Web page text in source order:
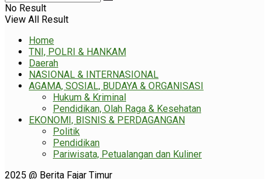
No Result
View All Result
Home
TNI, POLRI & HANKAM
Daerah
NASIONAL & INTERNASIONAL
AGAMA, SOSIAL, BUDAYA & ORGANISASI
Hukum & Kriminal
Pendidikan, Olah Raga & Kesehatan
EKONOMI, BISNIS & PERDAGANGAN
Politik
Pendidikan
Pariwisata, Petualangan dan Kuliner
2025 @ Berita Fajar Timur